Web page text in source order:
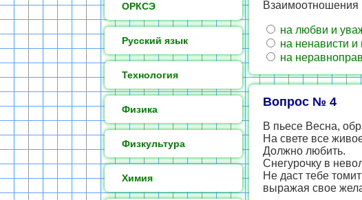
ОРКСЭ
Русский язык
Технология
Физика
Физкультура
Химия
на любви и
на ненависти и
на
Вопрос № 4
В пьесе Весна,
На свете все
Должно любить.
Снегурочку в
Не даст тебе
выражая свое